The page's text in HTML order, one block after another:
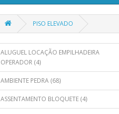
PISO ELEVADO
ALUGUEL LOCAÇÃO EMPILHADEIRA
OPERADOR (4)
AMBIENTE PEDRA (68)
ASSENTAMENTO BLOQUETE (4)